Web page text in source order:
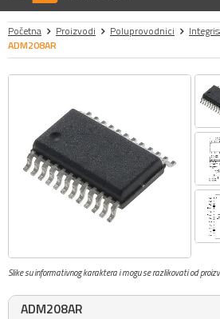
Početna Proizvodi Poluprovodnici
ADM208AR
Slike su informativnog karaktera i mogu se razlikovati od
ADM208AR